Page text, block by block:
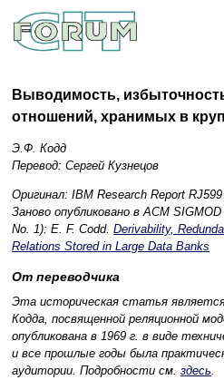
Выводимость,
отношений, хранимых в
Э.Ф. Кодд
Перевод: Сергей Кузнецов
Оригинал: IBM Research Report
Заново опубликовано в ACM
No. 1): E. F. Codd. Derivability,
Relations Stored in Large Data Banks
От переводчика
Эта историческая статья
Кодда, посвященной реляционной
опубликована в 1969 г. в виде
и все прошлые годы была
аудитории. Подробности см. здесь.